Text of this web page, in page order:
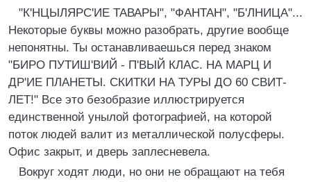
"К'НЦЫЛЯРС'ИЕ ТАВАРЫ", "ФАНТАН", "Б'ЛНИЦА"...
Некоторые буквы можно разобрать, другие вообще
непонятны. Ты останавливаешься перед знаком
"БИРО ПУТИШ'ВИЙ - П'ВЫЙ КЛАС. НА МАРЦ И
ДР'ИЕ ПЛАНЕТЫ. СКИТКИ НА ТУРЫ ДО 60 СВИТ-
ЛЕТ!" Все это безобразие иллюстрируется
единственной унылой фотографией, на которой
поток людей валит из металлической полусферы.
Офис закрыт, и дверь заплесневела.
Вокруг ходят люди, но они не обращают на тебя